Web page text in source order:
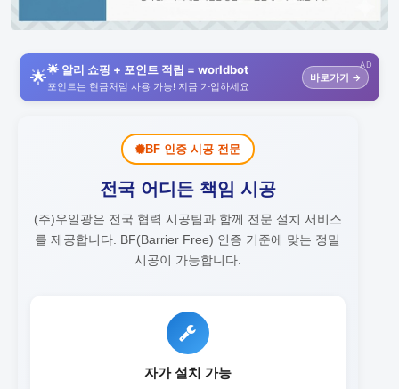
AD
🌟🌟 알리 쇼핑 + 포인트 적립 = worldbot
포인트는 현금처럼 사용 가능! 지금 가입하세요
바로가기 →
BF 인증 시공 전문
전국 어디든 책임 시공
(주)우일광은 전국 협력 시공팀과 함께 전문 설치 서비스
를 제공합니다. BF(Barrier Free) 인증 기준에 맞는 정밀
시공이 가능합니다.
자가 설치 가능